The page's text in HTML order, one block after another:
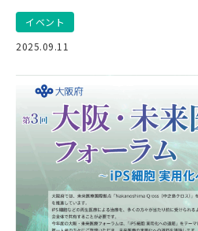
施設情報
研究会
当ウェブサイトのご利
JP
イベント
2025.09.11